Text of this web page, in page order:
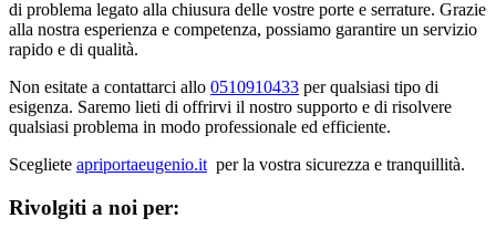
di problema legato alla chiusura delle vostre porte e serrature. Grazie
alla nostra esperienza e competenza, possiamo garantire un servizio
rapido e di qualità.
Non esitate a contattarci allo 0510910433 per qualsiasi tipo di
esigenza. Saremo lieti di offrirvi il nostro supporto e di risolvere
qualsiasi problema in modo professionale ed efficiente.
Scegliete apriportaeugenio.it per la vostra sicurezza e tranquillità.
Rivolgiti a noi per: